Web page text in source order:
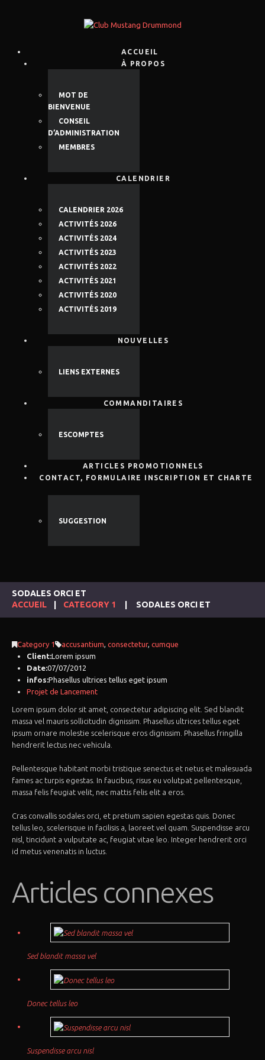
ACCUEIL
À PROPOS
MOT DE
BIENVENUE
CONSEIL
D’ADMINISTRATION
MEMBRES
CALENDRIER
CALENDRIER 2026
ACTIVITÉS 2026
ACTIVITÉS 2024
ACTIVITÉS 2023
ACTIVITÉS 2022
ACTIVITÉS 2021
ACTIVITÉS 2020
ACTIVITÉS 2019
NOUVELLES
LIENS EXTERNES
COMMANDITAIRES
ESCOMPTES
ARTICLES PROMOTIONNELS
CONTACT, FORMULAIRE INSCRIPTION ET CHARTE
SUGGESTION
SODALES ORCI ET
ACCUEIL
CATEGORY 1 SODALES ORCI ET
Category 1 accusantium consectetur, cumque
Client:Lorem ipsum
Date:07/07/2012
infos:Phasellus ultrices tellus eget ipsum
Projet de Lancement
Lorem ipsum dolor sit amet, consectetur adipiscing elit. Sed blandit
massa vel mauris sollicitudin dignissim. Phasellus ultrices tellus eget
ipsum ornare molestie scelerisque eros dignissim. Phasellus fringilla
hendrerit lectus nec vehicula.
Pellentesque habitant morbi tristique senectus et netus et malesuada
fames ac turpis egestas. In faucibus, risus eu volutpat pellentesque,
massa felis feugiat velit, nec mattis felis elit a eros.
Cras convallis sodales orci, et pretium sapien egestas quis. Donec
tellus leo, scelerisque in facilisis a, laoreet vel quam. Suspendisse arcu
nisl, tincidunt a vulputate ac, feugiat vitae leo. Integer hendrerit orci
id metus venenatis in luctus.
Articles connexes
Sed blandit massa vel
Donec tellus leo
Suspendisse arcu nisl